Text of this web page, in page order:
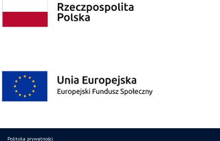
Polityka prywatności